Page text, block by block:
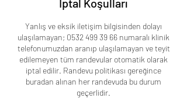
İptal Koşulları
Yanlış ve eksik iletişim bilgisinden dolayı
ulaşılamayan; 0532 499 39 66 numaralı klinik
telefonumuzdan aranıp ulaşılamayan ve teyit
edilemeyen tüm randevular otomatik olarak
iptal edilir. Randevu politikası gereğince
buradan alınan her randevuda bu durum
geçerlidir.